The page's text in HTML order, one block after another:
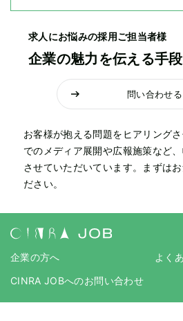
求人にお悩みの採用ご担当者様
企業の魅力を伝える手
問い合わせる
お客様が抱える問題をヒアリング
でのメディア展開や広報施策など
させていただいています。まずは
ださい。
企業の方へ
よく
CINRA JOBへのお問い合わせ